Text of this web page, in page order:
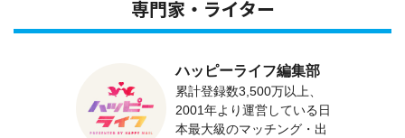
専門家・ライター
ハッピーライフ編集部
累計登録数3,500万以上、
2001年より運営している日
本最大級のマッチング・出